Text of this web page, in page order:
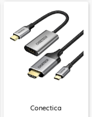
Conectica